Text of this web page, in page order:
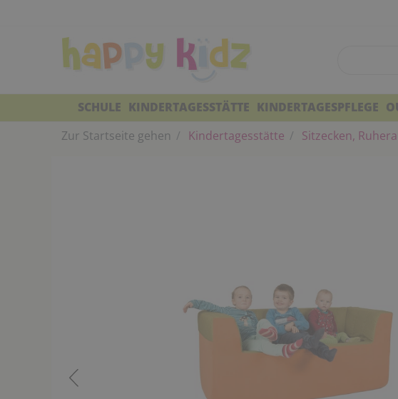
SCHULE KINDERTAGESSTÄTTE KINDERTAGESPFLEGE
Zur Startseite gehen
Kindertagesstätte Sitzecken,